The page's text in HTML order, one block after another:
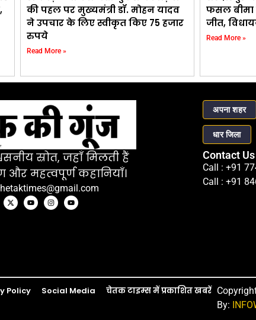
की पहल पर मुख्यमंत्री डॉ. मोहन यादव
ने उपचार के लिए स्वीकृत किए 75 हजार
रुपये
Read More »
फसल बीमा
जीत,
Read More »
स्रोत, जहाँ मिलती हैं
महत्वपूर्ण कहानियाँ।
अपना शहर
धार जिला
Contact Us
Call : +91
Call : +91
Policy Social Media चेतक टाइम्स में प्रकाशित खबरें
By: